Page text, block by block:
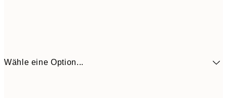
Wähle eine Option...